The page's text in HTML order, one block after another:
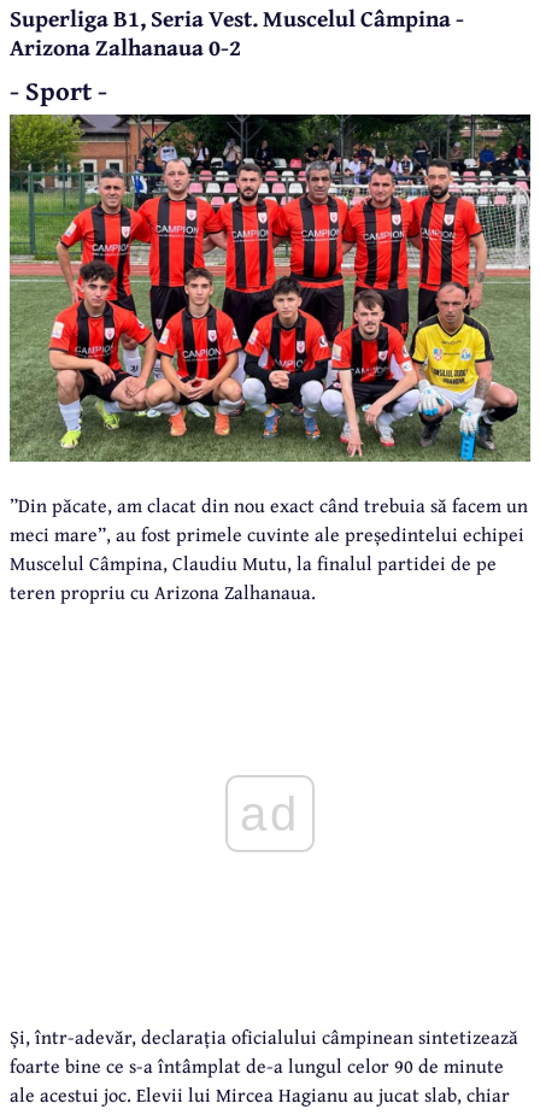
Superliga B1, Seria Vest. Muscelul Câmpina -
Arizona Zalhanaua 0-2
- Sport -
”Din păcate, am clacat din nou exact când trebuia să facem un
meci mare”, au fost primele cuvinte ale președintelui echipei
Muscelul Câmpina, Claudiu Mutu, la finalul partidei de pe
teren propriu cu Arizona Zalhanaua.
ad
Și, într-adevăr, declarația oficialului câmpinean sintetizează
foarte bine ce s-a întâmplat de-a lungul celor 90 de minute
ale acestui joc. Elevii lui Mircea Hagianu au jucat slab, chiar